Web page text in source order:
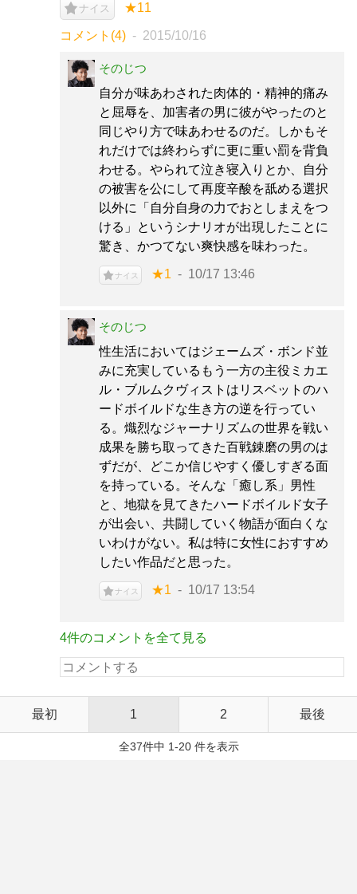
ナイス ★11
コメント(4) 2015/10/16
そのじつ
自分が味あわされた肉体的・精神的痛み
と屈辱を、加害者の男に彼がやったのと
同じやり方で味あわせるのだ。しかもそ
れだけでは終わらずに更に重い罰を背負
わせる。やられて泣き寝入りとか、自分
の被害を公にして再度辛酸を舐める選択
以外に「自分自身の力でおとしまえをつ
ける」というシナリオが出現したことに
驚き、かつてない爽快感を味わった。
ナイス ★1 10/17 13:46
そのじつ
性生活においてはジェームズ・ボンド並
みに充実しているもう一方の主役ミカエ
ル・ブルムクヴィストはリスベットのハ
ードボイルドな生き方の逆を行ってい
る。熾烈なジャーナリズムの世界を戦い
成果を勝ち取ってきた百戦錬磨の男のは
ずだが、どこか信じやすく優しすぎる面
を持っている。そんな「癒し系」男性
と、地獄を見てきたハードボイルド女子
が出会い、共闘していく物語が面白くな
いわけがない。私は特に女性におすすめ
したい作品だと思った。
ナイス ★1 10/17 13:54
4件のコメントを全て見る
最初 1 2 最後
全37件中 1-20 件を表示